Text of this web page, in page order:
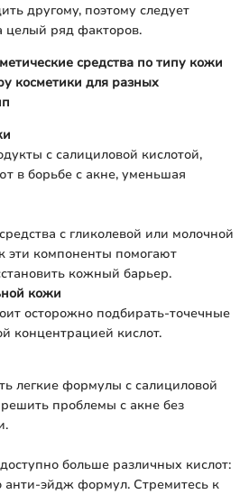
другому, поэтому следует
целый ряд факторов.
средства по типу кожи
косметики для разных
с салициловой кислотой,
в борьбе с акне, уменьшая
с гликолевой или молочной
эти компоненты помогают
кожный барьер.
кожи
осторожно подбирать-точечные
концентрацией кислот.
легкие формулы с салициловой
проблемы с акне без
больше различных кислот:
эйдж формул. Стремитесь к